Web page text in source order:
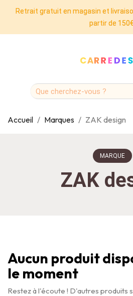
Retrait gratuit en magasin et
partir de 150€.
Accueil Marques ZAK design
MARQUE
ZAK
Aucun produit
le moment
Restez à l'écoute ! D'autres produits